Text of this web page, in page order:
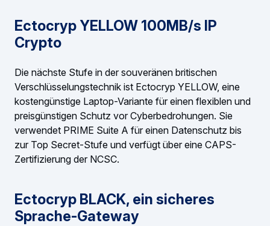
Ectocryp YELLOW 100MB/s IP
Crypto
Die nächste Stufe in der souveränen britischen
Verschlüsselungstechnik ist Ectocryp YELLOW, eine
kostengünstige Laptop-Variante für einen flexiblen und
preisgünstigen Schutz vor Cyberbedrohungen. Sie
verwendet PRIME Suite A für einen Datenschutz bis
zur Top Secret-Stufe und verfügt über eine CAPS-
Zertifizierung der NCSC.
Ectocryp BLACK, ein sicheres
Sprache-Gateway